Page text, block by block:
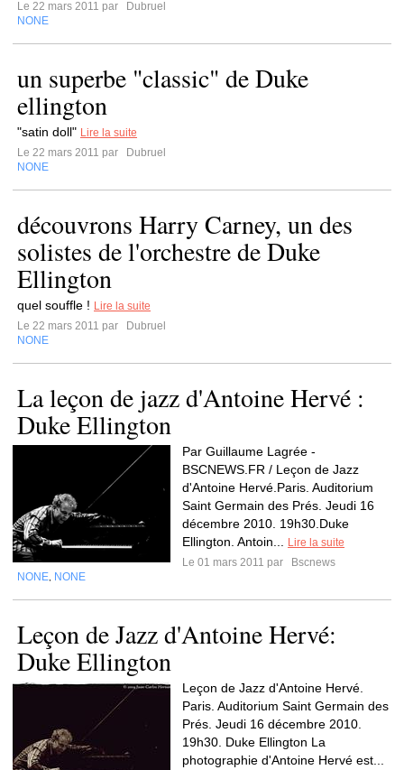
Le 22 mars 2011 par
Dubruel
NONE
un superbe "classic" de Duke
ellington
"satin doll" Lire la suite
Le 22 mars 2011 par
Dubruel
NONE
découvrons Harry Carney, un des
solistes de l'orchestre de Duke
Ellington
quel souffle ! Lire la suite
Le 22 mars 2011 par
Dubruel
NONE
La leçon de jazz d'Antoine Hervé :
Duke Ellington
Par Guillaume Lagrée -
BSCNEWS.FR / Leçon de Jazz
d'Antoine Hervé.Paris. Auditorium
Saint Germain des Prés. Jeudi 16
décembre 2010. 19h30.Duke
Ellington. Antoin...
Lire la suite
Le 01 mars 2011 par
Bscnews
NONE NONE
Leçon de Jazz d'Antoine Hervé:
Duke Ellington
Leçon de Jazz d'Antoine Hervé.
Paris. Auditorium Saint Germain des
Prés. Jeudi 16 décembre 2010.
19h30. Duke Ellington La
photographie d'Antoine Hervé est...